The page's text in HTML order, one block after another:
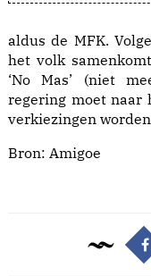
aldus de MFK.
het volk
‘No Mas’ (niet
regering moet naar
verkiezingen
Bron: Amigoe